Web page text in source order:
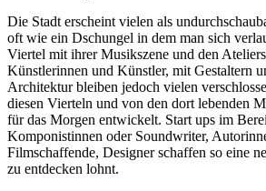
Die Stadt erscheint vielen als
oft wie ein Dschungel in dem man sich
Viertel mit ihrer Musikszene und den
Künstlerinnen und Künstler, mit Gestaltern
Architektur bleiben jedoch vielen
diesen Vierteln und von den dort lebenden
für das Morgen entwickelt. Start ups im
Komponistinnen oder Soundwriter,
Filmschaffende, Designer schaffen so eine
zu entdecken lohnt.